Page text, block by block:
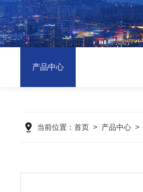
产品中心
当前位置： 首页> 产品中心>